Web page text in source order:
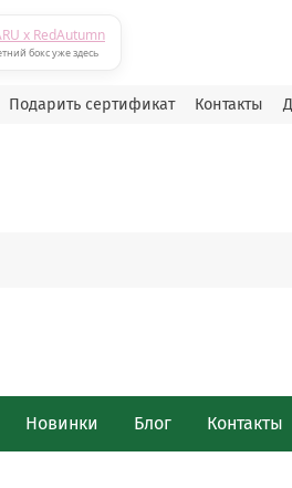
x RedAutumn
бокс уже здесь
Подарить сертификат Контакты
Новинки Блог Контакты